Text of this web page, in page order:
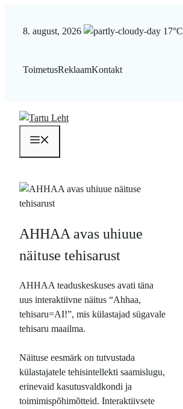
8. august, 2026 17°C
ToimetusReklaamKontakt
AHHAA avas uhiuue
näituse tehisarust
AHHAA teaduskeskuses avati täna
uus interaktiivne näitus “Ahhaa,
tehisaru=AI!”, mis külastajad sügavale
tehisaru maailma.
Näituse eesmärk on tutvustada
külastajatele tehisintellekti saamislugu,
erinevaid kasutusvaldkondi ja
toimimispõhimõtteid. Interaktiivsete